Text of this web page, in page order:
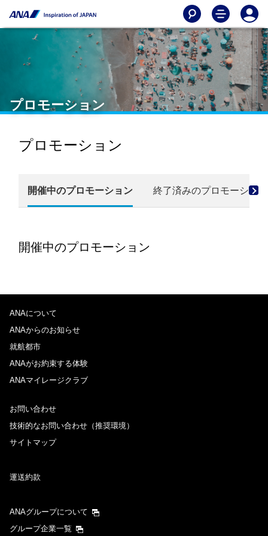
プロモーション
プロモーション
開催中のプロモーション 終了済みのプロモーション
開催中のプロモーション
ANAについて
ANAからのお知らせ
就航都市
ANAがお約束する体験
ANAマイレージクラブ
お問い合わせ
技術的なお問い合わせ（推奨環境）
サイトマップ
運送約款
ANAグループについて
グループ企業一覧